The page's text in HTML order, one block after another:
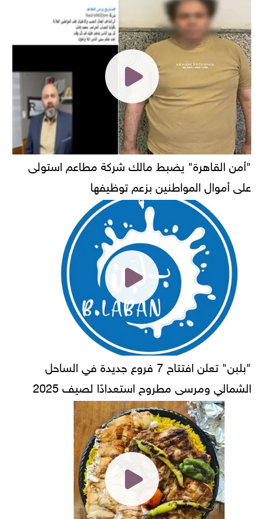
"أمن القاهرة" يضبط مالك شركة مطاعم استولى
على أموال المواطنين بزعم توظيفها
"بلبن" تعلن افتتاح 7 فروع جديدة في الساحل
الشمالي ومرسى مطروح استعدادًا لصيف 2025